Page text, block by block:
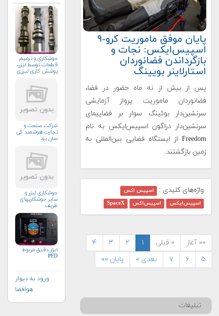
پایان موفق ماموریت کرو-۹
اسپیس‌ایکس: نجات و
بازگرداندن فضانوردان
استارلاینر بویینگ
پس از بیش از نه ماه حضور در فضا،
فضانوردان ماموریت پرواز آزمایشی
سرنشین‌دار بوئینگ سوار بر فضاپیمای
سرنشین‌دار دراگون اسپیس‌ایکس به نام
Freedom از ایستگاه فضایی بین‌المللی به
زمین بازگشتند.
واژه‌های کلیدی :
اسپیس اکس
اسپیس‌ایکس
اسپیس‌اکس SpaceX
«« آغاز « قبلی ۱ ۲ ۳
۴
۵
۶ ۷ بعدی » پایان »»
تبلیغات
جوشکاری و ترمیم
قطعات توسط لیزر،
پوشش کاری لیزری
شرکت صنعت و
تجارت هوشمند کی
سان یزد
جوشکاری لیزر و
سایر جوشکاریهای
ظریف
ابزار دقیق مربوط
PFD
ورود به دیوار
هوافضا